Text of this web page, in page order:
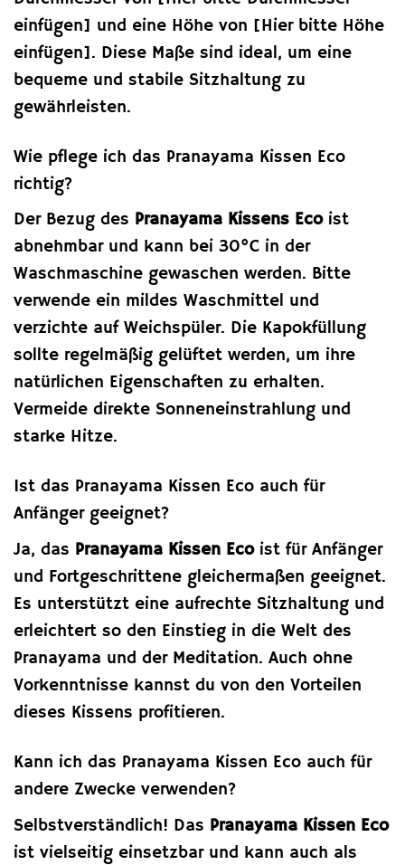
einfügen] und eine Höhe von [Hier bitte Höhe
einfügen]. Diese Maße sind ideal, um eine
bequeme und stabile Sitzhaltung zu
gewährleisten.
Wie pflege ich das Pranayama Kissen Eco
richtig?
Der Bezug des Pranayama Kissens Ecoist
abnehmbar und kann bei 30°C in der
Waschmaschine gewaschen werden. Bitte
verwende ein mildes Waschmittel und
verzichte auf Weichspüler. Die Kapokfüllung
sollte regelmäßig gelüftet werden, um ihre
natürlichen Eigenschaften zu erhalten.
Vermeide direkte Sonneneinstrahlung und
starke Hitze.
Ist das Pranayama Kissen Eco auch für
Anfänger geeignet?
Ja, das Pranayama Kissen Ecoist für Anfänger
und Fortgeschrittene gleichermaßen geeignet.
Es unterstützt eine aufrechte Sitzhaltung und
erleichtert so den Einstieg in die Welt des
Pranayama und der Meditation. Auch ohne
Vorkenntnisse kannst du von den Vorteilen
dieses Kissens profitieren.
Kann ich das Pranayama Kissen Eco auch für
andere Zwecke verwenden?
Selbstverständlich! Das Pranayama Kissen Eco
ist vielseitig einsetzbar und kann auch als